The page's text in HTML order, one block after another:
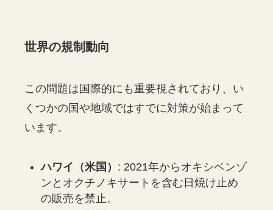
世界の規制動向
この問題は国際的にも重要視されており、い
くつかの国や地域ではすでに対策が始まって
います。
ハワイ（米国） : 2021年からオキシベンゾ
ンとオクチノキサートを含む日焼け止め
の販売を禁止。